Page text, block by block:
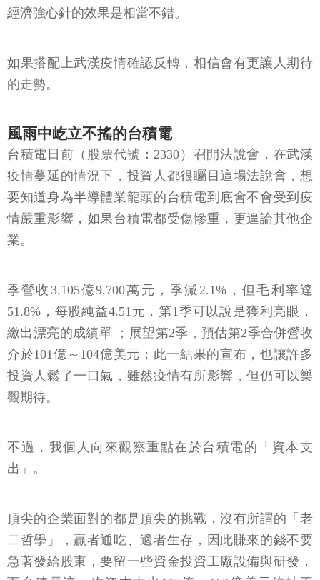
經濟強心針的效果是相當不錯。
如果搭配上武漢疫情確認反轉，相信會有更讓人期待
的走勢。
風雨中屹立不搖的台積電
台積電日前（股票代號：2330）召開法說會，在武漢
疫情蔓延的情況下，投資人都很矚目這場法說會，想
要知道身為半導體業龍頭的台積電到底會不會受到疫
情嚴重影響，如果台積電都受傷慘重，更遑論其他企
業。
季營收3,105億9,700萬元，季減2.1%，但毛利率達
51.8%，每股純益4.51元，第1季可以說是獲利亮眼，
繳出漂亮的成績單 ；展望第2季，預估第2季合併營收
介於101億～104億美元；此一結果的宣布，也讓許多
投資人鬆了一口氣，雖然疫情有所影響，但仍可以樂
觀期待。
不過，我個人向來觀察重點在於台積電的「資本支
出」。
頂尖的企業面對的都是頂尖的挑戰，沒有所謂的「老
二哲學」，贏者通吃、適者生存，因此賺來的錢不要
急著發給股東，要留一些資金投資工廠設備與研發，